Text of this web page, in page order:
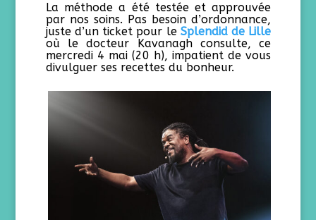
La méthode a été testée et approuvée
par nos soins. Pas besoin d’ordonnance,
juste d’un ticket pour le Splendid de Lille
où le docteur Kavanagh consulte, ce
mercredi 4 mai (20 h), impatient de vous
divulguer ses recettes du bonheur.